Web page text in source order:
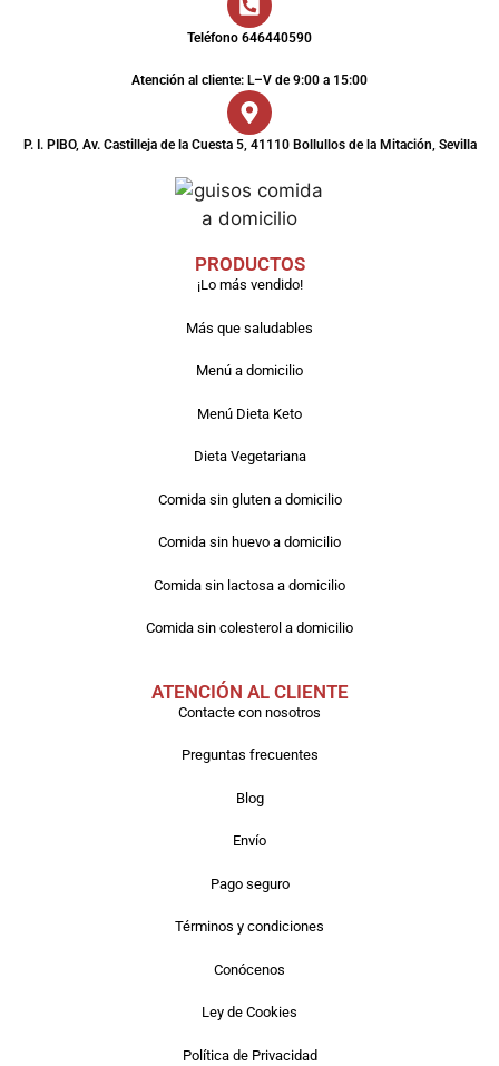
Teléfono 646440590
Atención al cliente: L–V de 9:00 a 15:00
P. I. PIBO, Av. Castilleja de la Cuesta 5, 41110 Bollullos de la Mitación, Sevilla
PRODUCTOS
¡Lo más vendido!
Más que saludables
Menú a domicilio
Menú Dieta Keto
Dieta Vegetariana
Comida sin gluten a domicilio
Comida sin huevo a domicilio
Comida sin lactosa a domicilio
Comida sin colesterol a domicilio
ATENCIÓN AL CLIENTE
Contacte con nosotros
Preguntas frecuentes
Blog
Envío
Pago seguro
Términos y condiciones
Conócenos
Ley de Cookies
Política de Privacidad